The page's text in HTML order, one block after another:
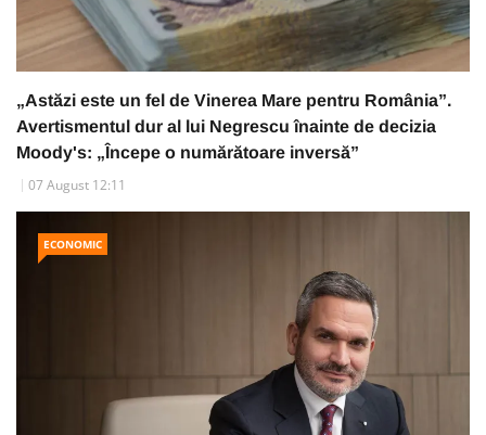
„Astăzi este un fel de Vinerea Mare pentru România”.
Avertismentul dur al lui Negrescu înainte de decizia
Moody's: „Începe o numărătoare inversă”
07 August 12:11
ECONOMIC